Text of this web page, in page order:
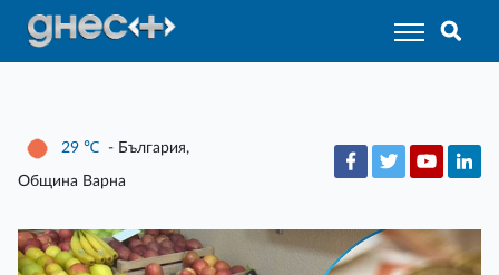
29 ℃ - България,
Община Варна